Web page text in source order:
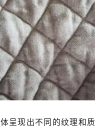
呈现出不同的纹理和质